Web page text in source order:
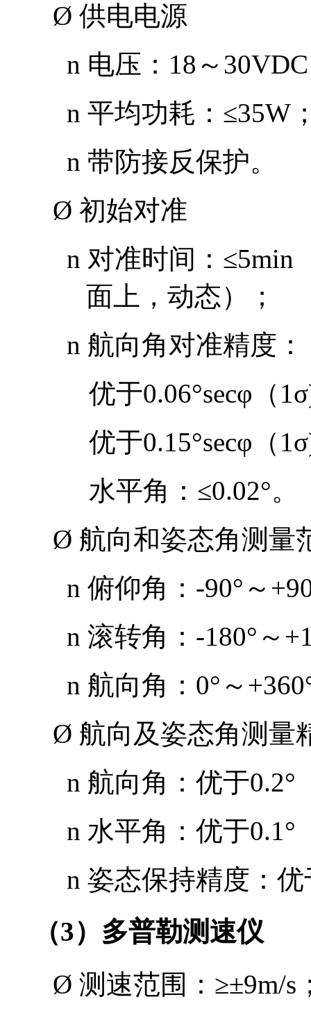
Ø 供电电源
n 电压： 18 ～ 30VDC
n 平均功耗： ≤35W
n 带防接反保护。
Ø 初始对准
n 对准时间： ≤5min
面上，动态）；
n 航向角对准精度：
优于0.06°secφ （
优于0.15°secφ （
水平角： ≤0.02°。
Ø 航向和姿态角测量
n 俯仰角： -90° ～
n 滚转角： -180° ～
n 航向角： 0° ～
Ø 航向及姿态角测量
n 航向角：优于0.2°
n 水平角：优于0.1°
n 姿态保持精度：优
（3）多普勒测速仪
Ø 测速范围： ≥±9m/s